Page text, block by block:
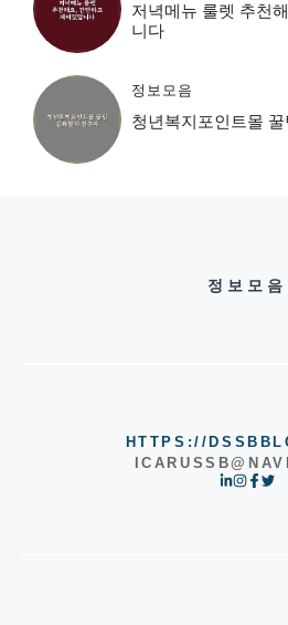
저녁메뉴 룰렛 추천
니다
정보모음
청년복지포인트몰
정보모음
HTTPS://